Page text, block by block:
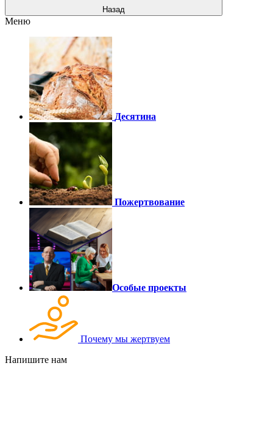
Назад
Меню
Десятина
Пожертвование
Особые проекты
Почему мы жертвуем
Напишите нам